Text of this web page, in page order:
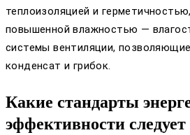
теплоизоляцией и
повышенной влажностью —
системы вентиляции,
конденсат и грибок.
Какие стандарты
эффективности